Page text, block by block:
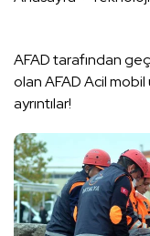
AFAD tarafından
olan AFAD Acil
ayrıntılar!